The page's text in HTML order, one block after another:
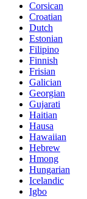
Corsican
Croatian
Dutch
Estonian
Filipino
Finnish
Frisian
Galician
Georgian
Gujarati
Haitian
Hausa
Hawaiian
Hebrew
Hmong
Hungarian
Icelandic
Igbo